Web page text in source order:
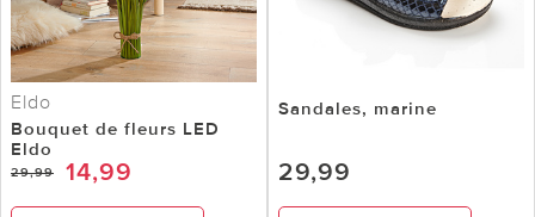
Eldo
Bouquet de fleurs LED
Eldo
29,99 14,99
Sandales, marine
29,99